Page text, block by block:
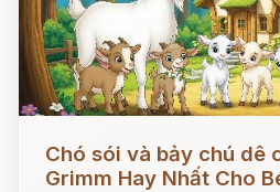
Chó sói và bảy chú dê
Grimm Hay Nhất Cho